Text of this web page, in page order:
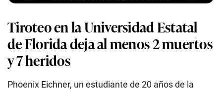
Tiroteo en la Universidad Estatal
de Florida deja al menos 2 muertos
y 7 heridos
Phoenix Eichner, un estudiante de 20 años de la